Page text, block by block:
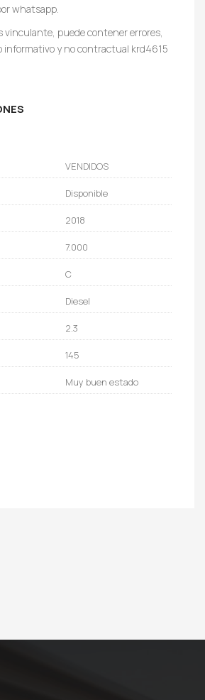
whatsapp.
vinculante, puede contener errores,
informativo y no contractual krd4615
VENDIDOS
Disponible
2018
7.000
C
Diesel
2.3
145
Muy buen estado